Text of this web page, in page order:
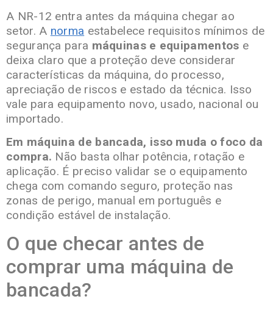
A NR-12 entra antes da máquina chegar ao
setor. A norma estabelece requisitos mínimos de
segurança para máquinas e equipamentos e
deixa claro que a proteção deve considerar
características da máquina, do processo,
apreciação de riscos e estado da técnica. Isso
vale para equipamento novo, usado, nacional ou
importado.
Em máquina de bancada, isso muda o foco da
compra. Não basta olhar potência, rotação e
aplicação. É preciso validar se o equipamento
chega com comando seguro, proteção nas
zonas de perigo, manual em português e
condição estável de instalação.
O que checar antes de
comprar uma máquina de
bancada?